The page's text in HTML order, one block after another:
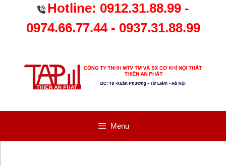
Hotline: 0912.31.88.99-
0974.66.77.44- 0937.31.88.99
Menu